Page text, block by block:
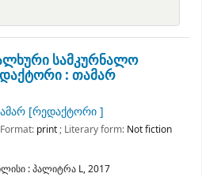
სამკურნალო
: თამარ
[რედაქტორი ]
print ; Literary form: Not fiction
:პალიტრა L,2017